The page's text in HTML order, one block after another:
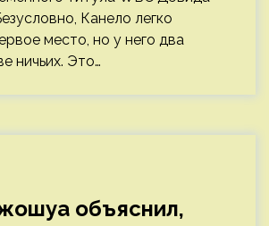
Канело легко
место, но у него два
ничьих. Это…
объяснил,